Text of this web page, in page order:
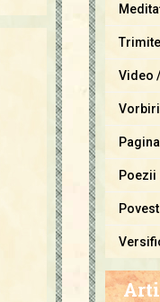
Video
Poezii